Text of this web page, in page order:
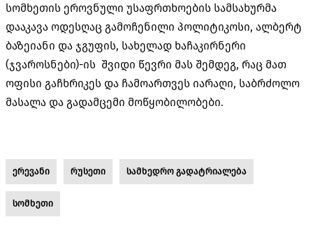
სომხეთის ეროვნული უსაფრთხოების სამსახურმა
დააკავა ოდესღაც გამოჩენილი პოლიტიკოსი, ალბერტ
ბაზეიანი და ჯგუფის, სახელად ხაჩაკირნერი
(ჯვაროსნები)-ის შვიდი წევრი მას შემდეგ, რაც მათ
ოფისი გაჩხრიკეს და ჩამოართვეს იარაღი, საბრძოლო
მასალა და გადამცემი მოწყობილობები.
ერევანი რუსეთი სამხედრო გადატრიალება
სომხეთი